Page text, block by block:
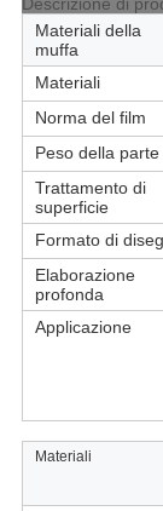
Descrizione di
Materiali della
muffa
Materiali
Norma del film
Peso della parte
Trattamento di
superficie
Formato di
Elaborazione
profonda
Applicazione
Materiali